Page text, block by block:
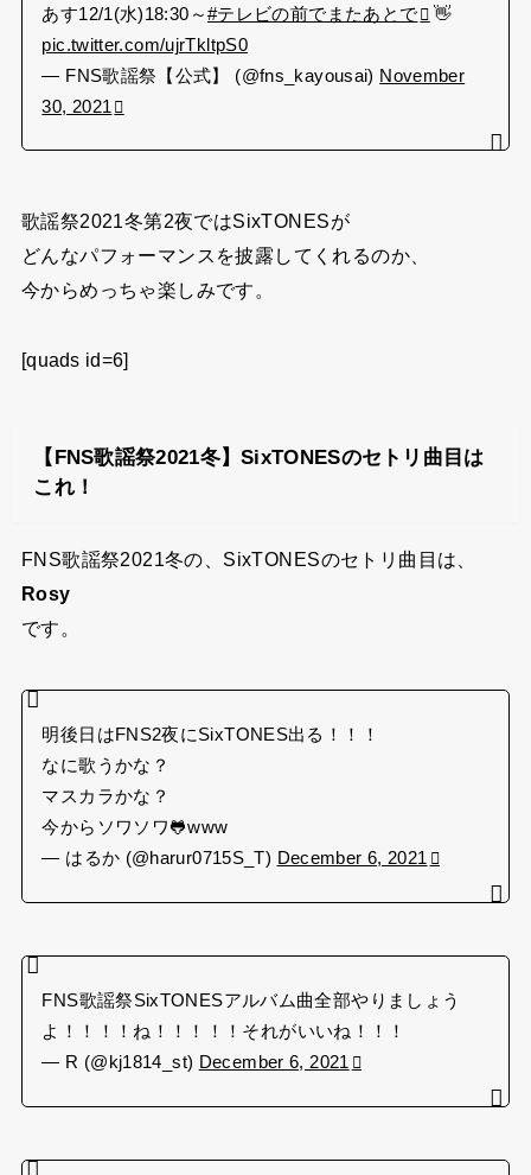
あす12/1(水)18:30～#テレビの前でまたあとで
👋
pic.twitter.com/ujrTkltpS0
— FNS歌謡祭【公式】 (@fns_kayousai) November
30, 2021
歌謡祭2021冬第2夜ではSixTONESが
どんなパフォーマンスを披露してくれるのか、
今からめっちゃ楽しみです。
[quads id=6]
【FNS歌謡祭2021冬】SixTONESのセトリ曲目は
これ！
FNS歌謡祭2021冬の、SixTONESのセトリ曲目は、
Rosy
です。
明後日はFNS2夜にSixTONES出る！！！
なに歌うかな？
マスカラかな？
今からソワソワ🐸www
— はるか (@harur0715S_T) December 6, 2021
FNS歌謡祭SixTONESアルバム曲全部やりましょう
よ！！！！ね！！！！！それがいいね！！！
— R (@kj1814_st) December 6, 2021